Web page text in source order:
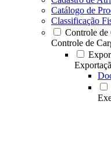
Catálogo de
Classificação
Controle de
Controle de